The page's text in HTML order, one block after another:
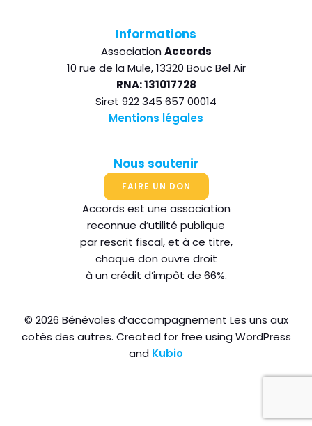
Informations
Association Accords
10 rue de la Mule, 13320 Bouc Bel Air
RNA: 131017728
Siret 922 345 657 00014
Mentions légales
Nous soutenir
FAIRE UN DON
Accords est une association
reconnue d’utilité publique
par rescrit fiscal, et à ce titre,
chaque don ouvre droit
à un crédit d’impôt de 66%.
© 2026 Bénévoles d’accompagnement Les uns aux
cotés des autres. Created for free using WordPress
and Kubio